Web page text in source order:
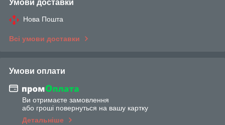
Умови доставки
Нова Пошта
Всі умови доставки
Умови оплати
Ви отримаєте замовлення
або гроші повернуться на вашу картку
Детальніше